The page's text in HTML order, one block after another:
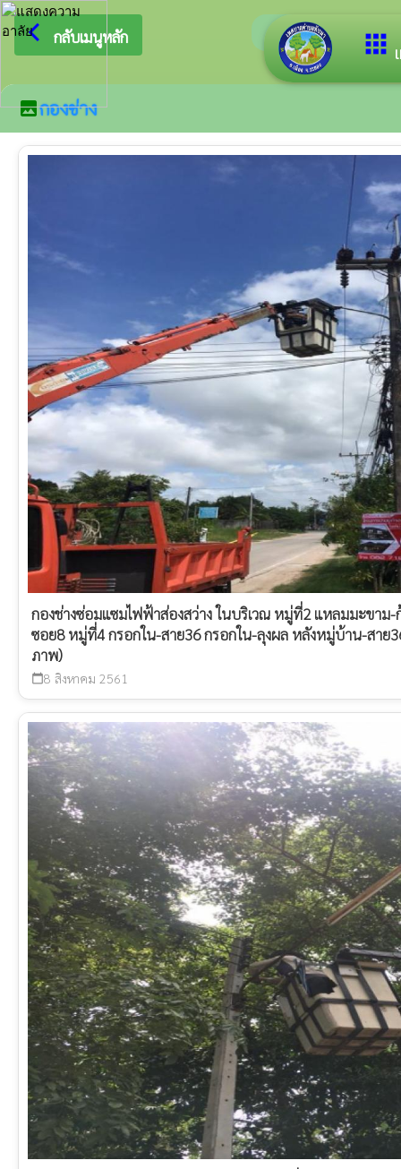
apps
arrow_back_ios กลับเมนูหลัก ยินดีต้อนรับสู่
imageกองช่าง
กองช่างซ่อมแซมไฟฟ้าส่องสว่าง ในบริเวณ หมู่ที่2 แหลมมะขา
ซอย8 หมู่ที่4 กรอกใน-สาย36 กรอกใน-ลุงผล หลังหมู่บ้าน-สาย
ภาพ)
calendar_today8 สิงหาคม 2561